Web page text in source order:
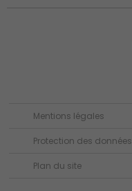
Mentions légales
Protection des données
Plan du site